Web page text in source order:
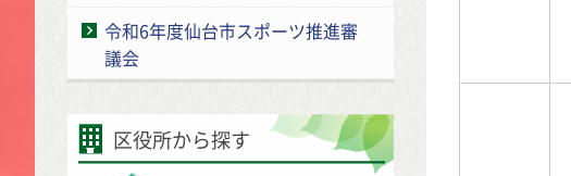
令和6年度仙台市スポーツ推進審
議会
区役所から探す